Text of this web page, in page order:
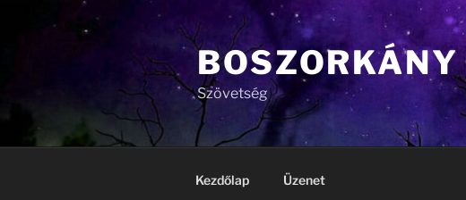
Tartalomhoz
BOSZORKÁNY
Szövetség
Kezdőlap Üzenet